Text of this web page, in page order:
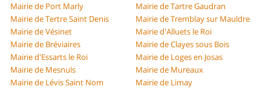
Mairie de Port Marly
Mairie de Tartre Gaudran
Mairie de Tertre Saint Denis
Mairie de Tremblay sur Mauldre
Mairie de Vésinet
Mairie d'Alluets le Roi
Mairie de Bréviaires
Mairie de Clayes sous Bois
Mairie d'Essarts le Roi
Mairie de Loges en Josas
Mairie de Mesnuls
Mairie de Mureaux
Mairie de Lévis Saint Nom
Mairie de Limay